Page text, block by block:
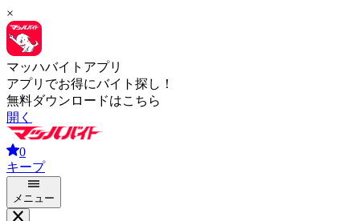
×
マッハバイトアプリ
アプリでお得にバイト探し！
無料ダウンロードはこちら
開く
0
キープ
メニュー